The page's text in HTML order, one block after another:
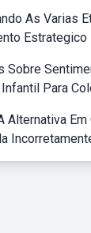
As Varias
Estrategico
Sobre
Para
Alternativa Em